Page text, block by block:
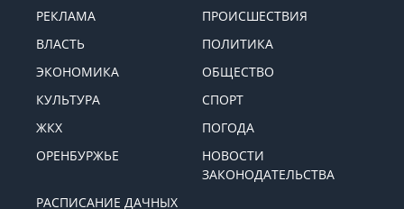
РЕКЛАМА
ПРОИСШЕСТВИЯ
ВЛАСТЬ
ПОЛИТИКА
ЭКОНОМИКА
ОБЩЕСТВО
КУЛЬТУРА
СПОРТ
ЖКХ
ПОГОДА
ОРЕНБУРЖЬЕ
НОВОСТИ
ЗАКОНОДАТЕЛЬСТВА
РАСПИСАНИЕ ДАЧНЫХ